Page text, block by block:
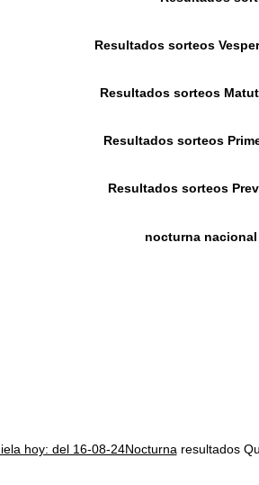
Resultados sorteos
Resultados sorteos
Resultados sorteos
Resultados sorteos
nocturna
hoy: del 16-08-24Nocturna resultados